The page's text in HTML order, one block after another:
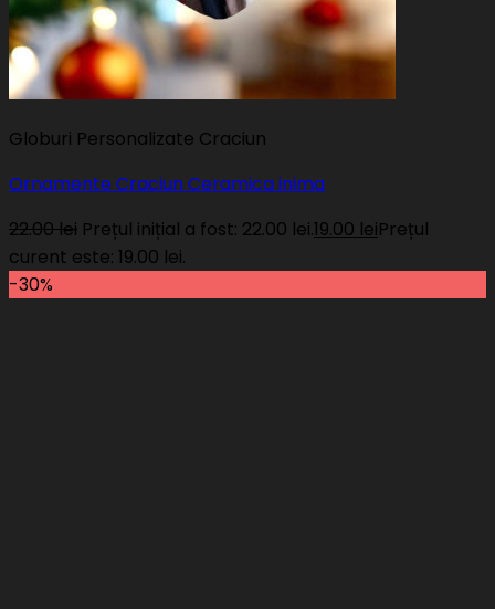
Globuri Personalizate Craciun
Ornamente Craciun Ceramica inima
22.00lei Prețul inițial a fost: 22.00 lei.19.00 leiPrețul
curent este: 19.00 lei.
-30%